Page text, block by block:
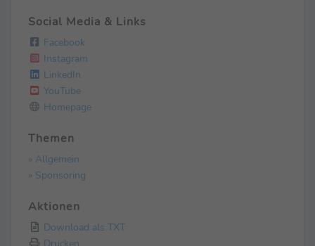
Social Media & Links
Facebook
Instagram
LinkedIn
YouTube
Homepage
Themen
» Allgemein
» Sponsoring
Aktionen
Download als TXT
Drucken